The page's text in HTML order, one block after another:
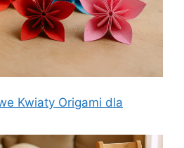
Kwiaty Origami dla